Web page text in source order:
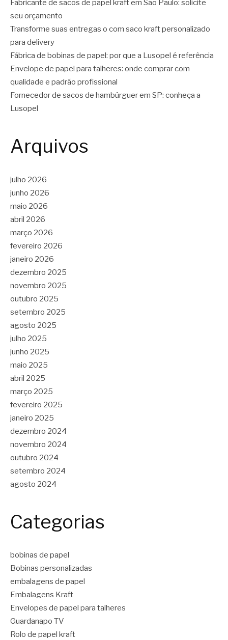
Fabricante de sacos de papel kraft em São Paulo: solicite
seu orçamento
Transforme suas entregas o com saco kraft personalizado
para delivery
Fábrica de bobinas de papel: por que a Lusopel é referência
Envelope de papel para talheres: onde comprar com
qualidade e padrão profissional
Fornecedor de sacos de hambúrguer em SP: conheça a
Lusopel
Arquivos
julho 2026
junho 2026
maio 2026
abril 2026
março 2026
fevereiro 2026
janeiro 2026
dezembro 2025
novembro 2025
outubro 2025
setembro 2025
agosto 2025
julho 2025
junho 2025
maio 2025
abril 2025
março 2025
fevereiro 2025
janeiro 2025
dezembro 2024
novembro 2024
outubro 2024
setembro 2024
agosto 2024
Categorias
bobinas de papel
Bobinas personalizadas
embalagens de papel
Embalagens Kraft
Envelopes de papel para talheres
Guardanapo TV
Rolo de papel kraft